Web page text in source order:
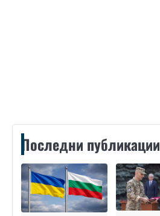
Последни публикации